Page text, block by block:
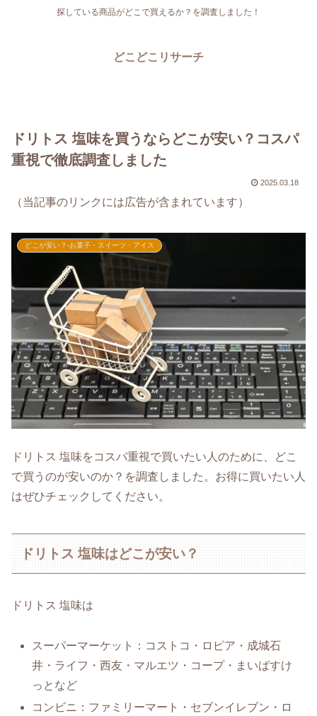
探している商品がどこで買えるか？を調査しました！
どこどこリサーチ
ドリトス 塩味を買うならどこが安い？コスパ
重視で徹底調査しました
2025.03.18
（当記事のリンクには広告が含まれています）
どこが安い？-お菓子・スイーツ・アイス
ドリトス 塩味をコスパ重視で買いたい人のために、どこ
で買うのが安いのか？を調査しました。お得に買いたい人
はぜひチェックしてください。
ドリトス 塩味はどこが安い？
ドリトス 塩味は
スーパーマーケット：コストコ・ロピア・成城石
井・ライフ・西友・マルエツ・コープ・まいばすけ
っとなど
コンビニ：ファミリーマート・セブンイレブン・ロ